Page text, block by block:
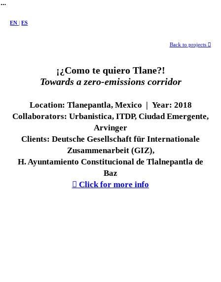
︎
EN |ES
Back to projects ︎
¡¿Como te quiero Tlane?!
Towards a zero-emissions corridor
Location: Tlanepantla, Mexico | Year: 2018
Collaborators: Urbanistica, ITDP, Ciudad Emergente,
Arvinger
Clients: Deutsche Gesellschaft für Internationale
Zusammenarbeit (GIZ),
H. Ayuntamiento Constitucional de Tlalnepantla de
Baz
︎ Click for more info